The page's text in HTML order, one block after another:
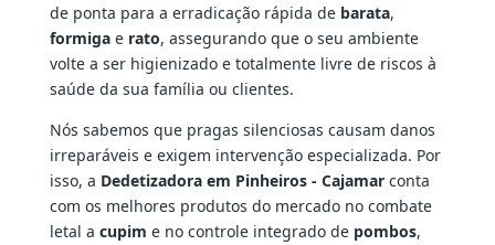
de ponta para a erradicação rápida de barata,
formigae rato, assegurando que o seu ambiente
volte a ser higienizado e totalmente livre de riscos à
saúde da sua família ou clientes.
Nós sabemos que pragas silenciosas causam danos
irreparáveis e exigem intervenção especializada. Por
isso, a Dedetizadora em Pinheiros - Cajamarconta
com os melhores produtos do mercado no combate
letal a cupim e no controle integrado de pombos,